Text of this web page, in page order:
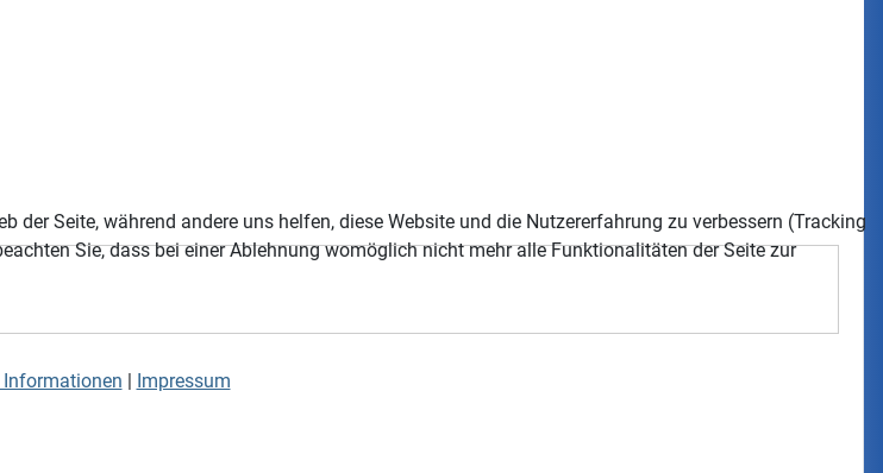
Seite, während andere uns helfen, diese Website und die Nutzererfahrung zu verbessern (Tracking
Sie, dass bei einer Ablehnung womöglich nicht mehr alle Funktionalitäten der Seite zur
Informationen | Impressum